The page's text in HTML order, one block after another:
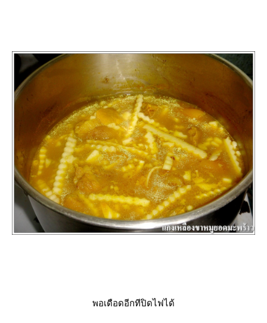
พอเดือดอีกทีปิดไฟได้